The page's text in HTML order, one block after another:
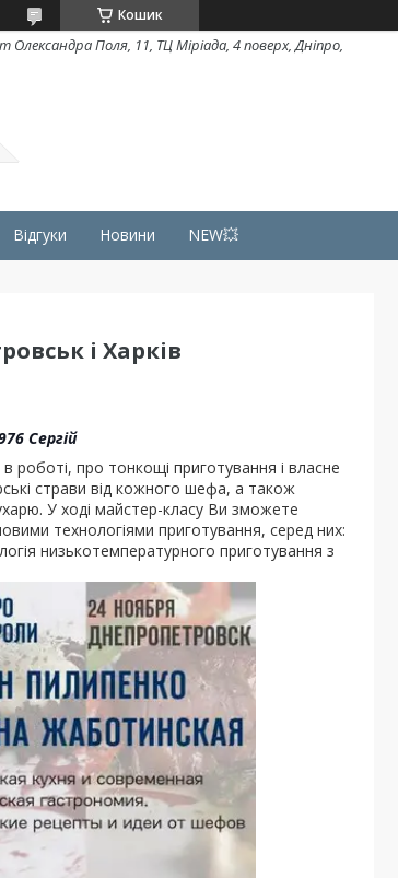
Кошик
Олександра Поля, 11, ТЦ Міріада, 4 поверх, Дніпро,
Відгуки Новини NEW💥
і Харків
Сергій
роботі, про тонкощі приготування і власне
страви від кожного шефа, а також
У ході майстер-класу Ви зможете
технологіями приготування, серед них:
низькотемпературного приготування з